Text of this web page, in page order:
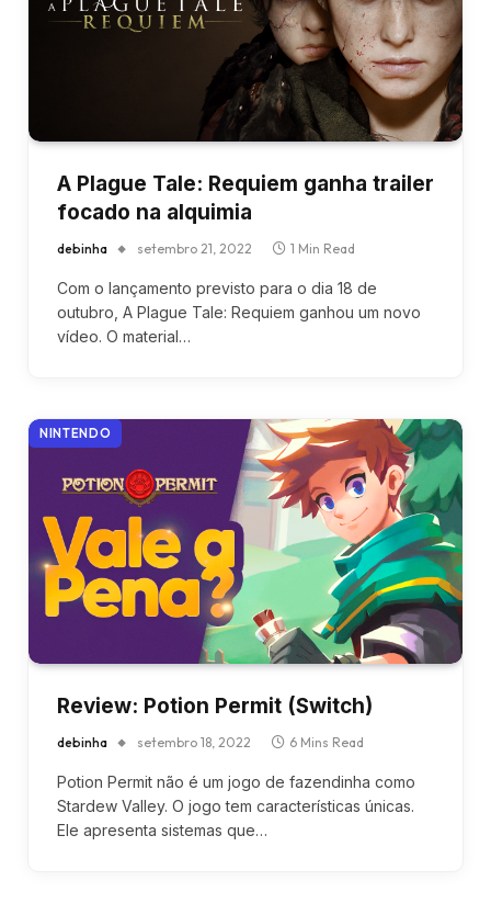
A Plague Tale: Requiem ganha trailer
focado na alquimia
debinha setembro 21, 2022 1 Min Read
Com o lançamento previsto para o dia 18 de
outubro, A Plague Tale: Requiem ganhou um novo
vídeo. O material…
NINTENDO
Review: Potion Permit (Switch)
debinha setembro 18, 2022 6 Mins Read
Potion Permit não é um jogo de fazendinha como
Stardew Valley. O jogo tem características únicas.
Ele apresenta sistemas que…